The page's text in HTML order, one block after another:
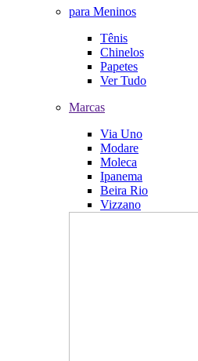
para Meninos
Tênis
Chinelos
Papetes
Ver Tudo
Marcas
Via Uno
Modare
Moleca
Ipanema
Beira Rio
Vizzano